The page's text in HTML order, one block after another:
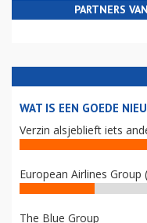
PARTNERS
WAT IS EEN GOEDE
Verzin alsjeblieft iets
European Airlines Group
The Blue Group